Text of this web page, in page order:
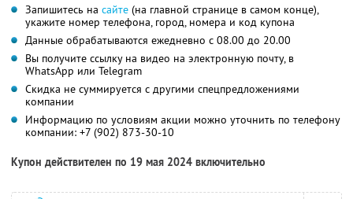
Запишитесь на сайте (на главной странице в самом конце),
укажите номер телефона, город, номера и код купона
Данные обрабатываются ежедневно с 08.00 до 20.00
Вы получите ссылку на видео на электронную почту, в
WhatsApp или Telegram
Скидка не суммируется с другими спецпредложениями
компании
Информацию по условиям акции можно уточнить по телефону
компании: +7 (902) 873-30-10
Купон действителен по 19 мая 2024 включительно